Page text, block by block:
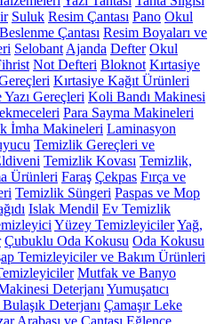
Suluk Resim Çantası Pano Okul
Beslenme Çantası Resim Boyaları ve
Selobant Ajanda Defter Okul
Not Defteri Bloknot Kırtasiye
Kırtasiye Kağıt Ürünleri
Gereçleri Koli Bandı Makinesi
Para Sayma Makineleri
İmha Makineleri Laminasyon
Temizlik Gereçleri ve
Temizlik Kovası Temizlik,
Ürünleri Faraş Çekpas Fırça ve
Temizlik Süngeri Paspas ve Mop
Islak Mendil Ev Temizlik
Yüzey TemizleyicilerYağ,
Çubuklu Oda Kokusu Oda Kokusu
Temizleyiciler ve Bakım Ürünleri
Mutfak ve Banyo
Deterjanı Yumuşatıcı
Deterjanı Çamaşır Leke
Arabası ve Çantası Eğlence